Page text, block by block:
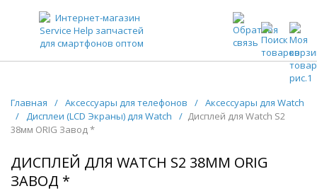
ЗАПЧАСТИ ДЛЯ ТЕЛЕФОНОВ ОПТОМ
Главная / Аксессуары для телефонов / Аксессуары для Watch
/ Дисплеи (LCD Экраны) для Watch / Дисплей для Watch S2
38мм ORIG Завод *
ДИСПЛЕЙ ДЛЯ WATCH S2 38ММ ORIG
ЗАВОД *